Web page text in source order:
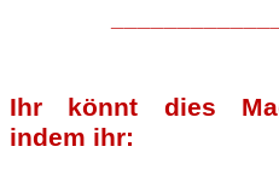
Ihr könnt dies
indem ihr: